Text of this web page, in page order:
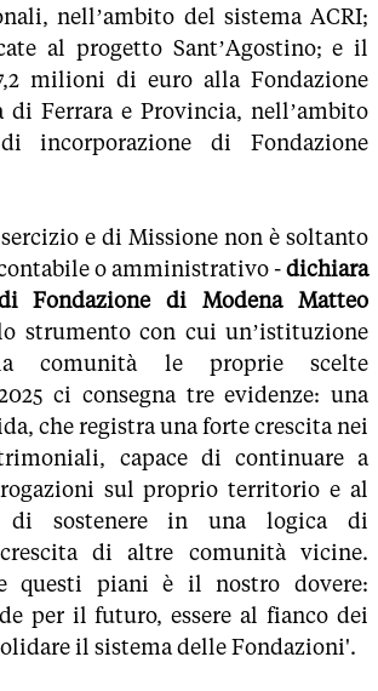
nell’ambito del sistema ACRI;
al progetto Sant’Agostino; e il
milioni di euro alla Fondazione
di Ferrara e Provincia, nell’ambito
incorporazione di Fondazione
e di Missione non è soltanto
o amministrativo -dichiara
Fondazione di Modena Matteo
strumento con cui un’istituzione
comunità le proprie scelte
ci consegna tre evidenze: una
che registra una forte crescita nei
capace di continuare a
sul proprio territorio e al
di sostenere in una logica di
di altre comunità vicine.
questi piani è il nostro dovere:
per il futuro, essere al fianco dei
il sistema delle Fondazioni'.